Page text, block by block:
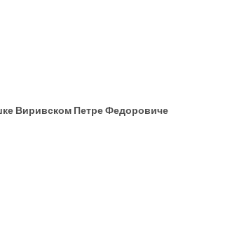
Виривском Петре Федоровиче